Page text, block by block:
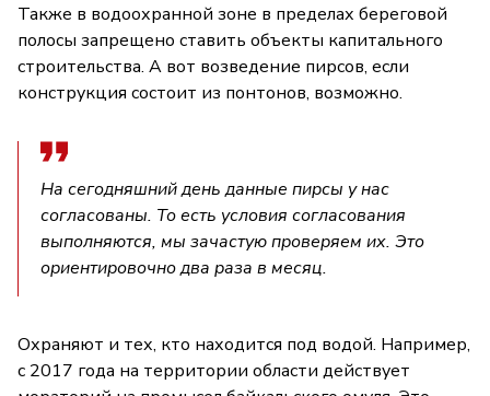
Также в водоохранной зоне в пределах береговой
полосы запрещено ставить объекты капитального
строительства. А вот возведение пирсов, если
конструкция состоит из понтонов, возможно.
На сегодняшний день данные пирсы у нас
согласованы. То есть условия согласования
выполняются, мы зачастую проверяем их. Это
ориентировочно два раза в месяц.
Охраняют и тех, кто находится под водой. Например,
с 2017 года на территории области действует